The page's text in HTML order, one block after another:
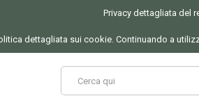
Privacy dettagliata del
dettagliata sui cookie. Continuando a